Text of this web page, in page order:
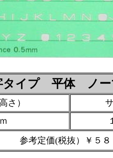
タイプ 平体 ノー
さ）
参考定価(税抜）￥５８